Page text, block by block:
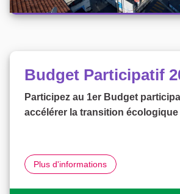
Budget Participatif
Participez au 1er Budget
accélérer la transition écologique
Budget Participatif 2024
Plus d'informations